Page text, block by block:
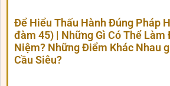
Để Hiểu Thấu Hành Đúng Pháp
đàm 45) | Những Gì Có Thể Làm
Niệm? Những Điểm Khác Nhau
Cầu Siêu?